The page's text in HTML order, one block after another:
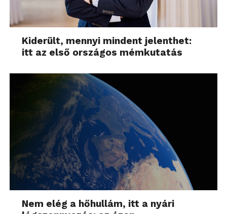
Kiderült, mennyi mindent jelenthet:
itt az első országos mémkutatás
Nem elég a hőhullám, itt a nyári